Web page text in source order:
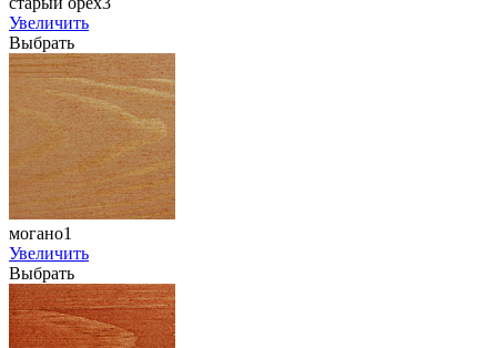
Увеличить
Выбрать
могано1
Увеличить
Выбрать